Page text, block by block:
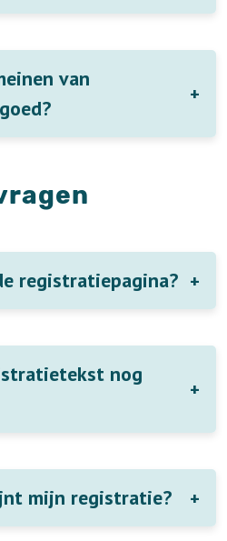
van
registratiepagina?
nog
mijn registratie?